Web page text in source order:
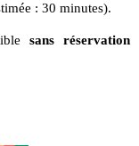
: 30 minutes).
sans réservation